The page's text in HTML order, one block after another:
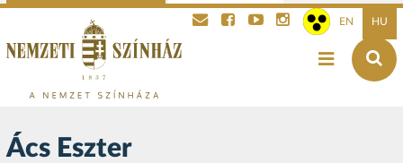
EN HU
Ács Eszter